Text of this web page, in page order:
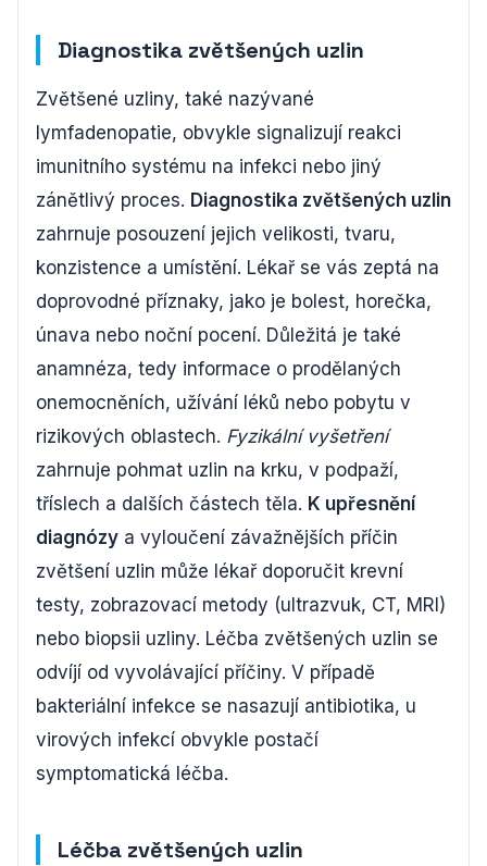
Diagnostika zvětšených uzlin
Zvětšené uzliny, také nazývané
lymfadenopatie, obvykle signalizují reakci
imunitního systému na infekci nebo jiný
zánětlivý proces. Diagnostika zvětšených uzlin
zahrnuje posouzení jejich velikosti, tvaru,
konzistence a umístění. Lékař se vás zeptá na
doprovodné příznaky, jako je bolest, horečka,
únava nebo noční pocení. Důležitá je také
anamnéza, tedy informace o prodělaných
onemocněních, užívání léků nebo pobytu v
rizikových oblastech. Fyzikální vyšetření
zahrnuje pohmat uzlin na krku, v podpaží,
tříslech a dalších částech těla. K upřesnění
diagnózy a vyloučení závažnějších příčin
zvětšení uzlin může lékař doporučit krevní
testy, zobrazovací metody (ultrazvuk, CT, MRI)
nebo biopsii uzliny. Léčba zvětšených uzlin se
odvíjí od vyvolávající příčiny. V případě
bakteriální infekce se nasazují antibiotika, u
virových infekcí obvykle postačí
symptomatická léčba.
Léčba zvětšených uzlin